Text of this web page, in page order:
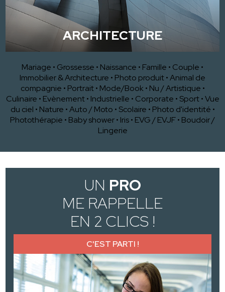
ARCHITECTURE
Mariage • Grossesse • Naissance • Famille • Couple •
Immobilier & Architecture • Photo produit•Animal de
compagnie • Portrait • Mode/Book • Nu / Artistique •
Culinaire • Evènement • Industrielle • Corporate • Sport •Vue
du ciel • Nature •Auto / Moto • Scolaire • Photo d'identité •
Photothérapie • Baby shower• Iris• EVG / EVJF• Boudoir /
Lingerie
UN PRO
ME RAPPELLE
EN 2 CLICS !
C'EST PARTI !